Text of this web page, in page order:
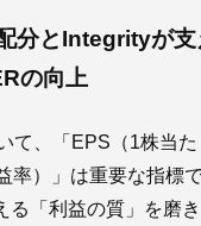
分とIntegrityが
の向上
て、「EPS（1株当
率）」は重要な指標
る「利益の質」を磨